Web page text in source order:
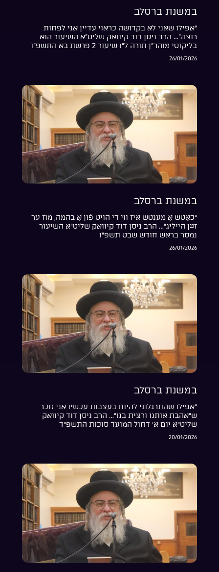
במשנת ברסלב
“אפילו שאני לא בקדושה כראוי עדיין אני לפחות
רוצה”… הרב ניסן דוד קיוואק שליט”א השיעור הוא
בליקוטי מוהר”ן תורה ל”ו שיעור 2 פרשת בא התשפ”ו
26/01/2026
במשנת ברסלב
“כאָטש אַ מענטש איז ווי די הויט פֿון אַ בהמה, מוז ער
זײַן הייליג”… הרב ניסן דוד קיוואק שליט”א השיעור
נמסר בראש חודש שבט תשפ”ו
26/01/2026
במשנת ברסלב
“אפילו שהתרגלתי להיות בעצבות עכשיו אני זוכר
ש”אהבת אותנו ורצית בנו”… הרב ניסן דוד קיוואק
שליט”א יום א’ דחול המועד סוכות התשפ”ד
20/01/2026